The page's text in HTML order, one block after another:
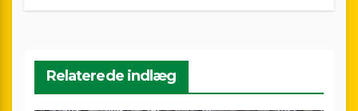
Relaterede indlæg